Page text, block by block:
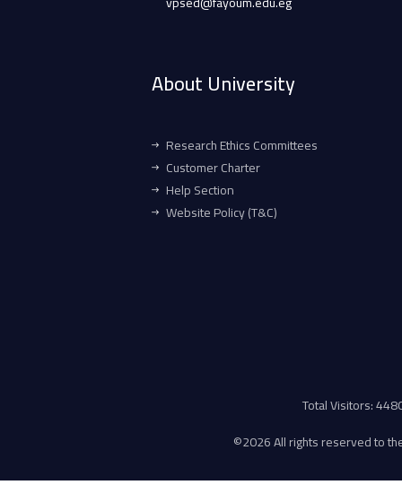
About University
Research Ethics Committees
Customer Charter
Help Section
Website Policy (T&C)
Total Visitors:
©2026 All rights reserved to